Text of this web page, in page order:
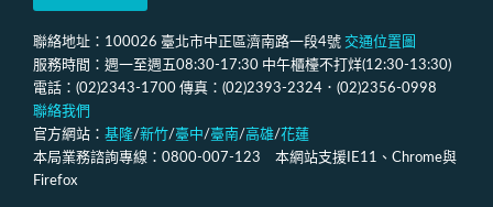
聯絡地址：100026 臺北市中正區濟南路一段4號 交通位置圖
服務時間：週一至週五08:30-17:30 中午櫃檯不打烊(12:30-13:30)
電話：(02)2343-1700 傳真：(02)2393-2324．(02)2356-0998
聯絡我們
官方網站： 基隆/新竹/臺中/臺南/高雄/花蓮
本局業務諮詢專線：0800-007-123 本網站支援IE11、Chrome與
Firefox